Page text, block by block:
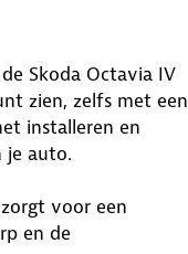
Skoda Octavia IV
zien, zelfs met een
installeren en
je auto.
voor een
en de